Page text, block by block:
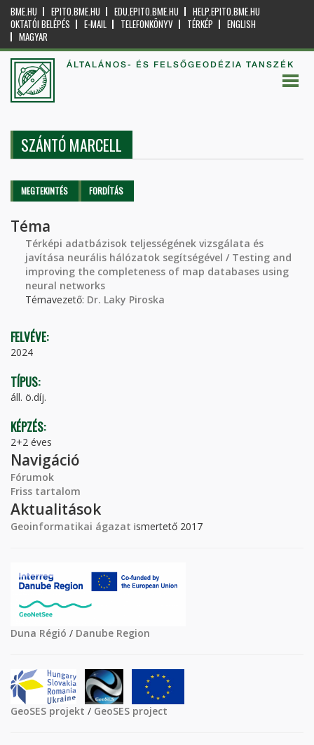
BME.HU EPITO.BME.HU EDU.EPITO.BME.HU
HELP.EPITO.BME.HU
OKTATÓI BELÉPÉS
E-MAIL TELEFONKÖNYV TÉRKÉP
ENGLISH
MAGYAR
ÁLTALÁNOS- ÉS FELSŐGEODÉZIA TANSZÉK
SZÁNTÓ MARCELL
Elsődleges fülek
MEGTEKINTÉS (AKTÍVFORDÍTÁS
Téma
Térképi adatbázisok teljességének vizsgálata és
javítása neurális hálózatok segítségével / Testing and
improving the completeness of map databases using
neural networks
Témavezető: Dr. Laky Piroska
FELVÉVE:
2024
TÍPUS:
áll. ö.díj.
KÉPZÉS:
2+2 éves
Navigáció
Fórumok
Friss tartalom
Aktualitások
Geoinformatikai ágazat ismertető 2017
Duna Régió / Danube Region
GeoSES projekt / GeoSES project